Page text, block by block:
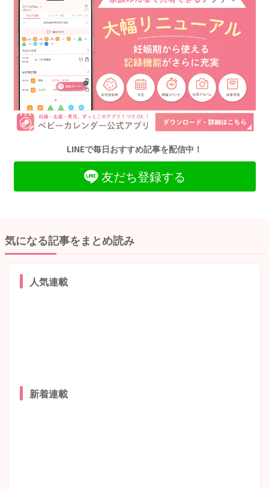
LINEで毎日おすすめ記事を配信中！
友だち登録する
気になる記事をまとめ読み
人気連載
新着連載